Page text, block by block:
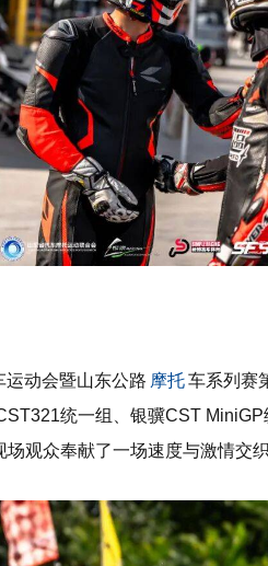
动会暨山东公路 摩托车系列赛
统一组、银骥CST MiniGP
观众奉献了一场速度与激情交织